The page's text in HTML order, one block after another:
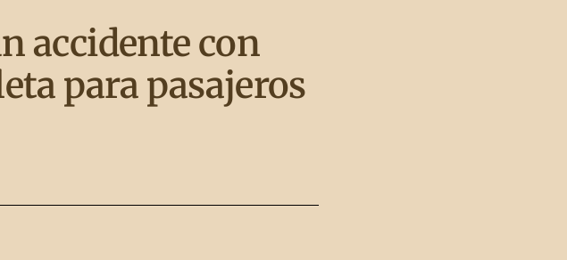
accidente con
para pasajeros